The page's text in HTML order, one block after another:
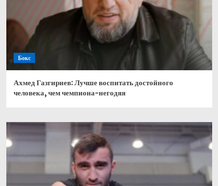
Бокс
Ахмед Газгириев: Лучше воспитать достойного
человека, чем чемпиона-негодяя